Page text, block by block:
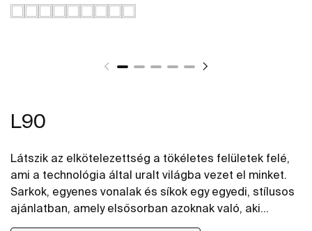
L90
Látszik az elkötelezettség a tökéletes felületek felé,
ami a technológia által uralt világba vezet el minket.
Sarkok, egyenes vonalak és síkok egy egyedi, stílusos
ajánlatban, amely elsősorban azoknak való, aki
szeretik a városi élet által ihletett design-t.